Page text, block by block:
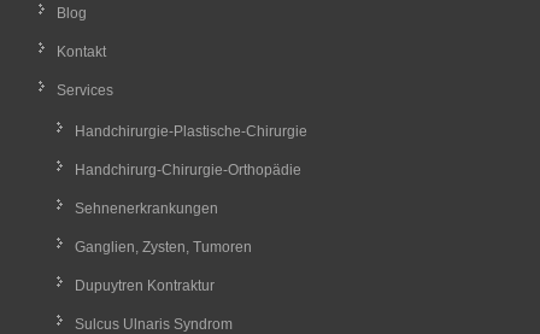
Blog
Kontakt
Services
Handchirurgie-Plastische-Chirurgie
Handchirurg-Chirurgie-Orthopädie
Sehnenerkrankungen
Ganglien, Zysten, Tumoren
Dupuytren Kontraktur
Sulcus Ulnaris Syndrom